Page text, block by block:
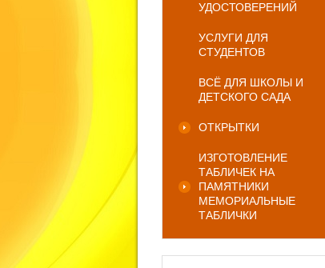
УДОСТОВЕРЕНИЙ
УСЛУГИ ДЛЯ
СТУДЕНТОВ
ВСЁ ДЛЯ ШКОЛЫ И
ДЕТСКОГО САДА
ОТКРЫТКИ
ИЗГОТОВЛЕНИЕ
ТАБЛИЧЕК НА
ПАМЯТНИКИ
МЕМОРИАЛЬНЫЕ
ТАБЛИЧКИ